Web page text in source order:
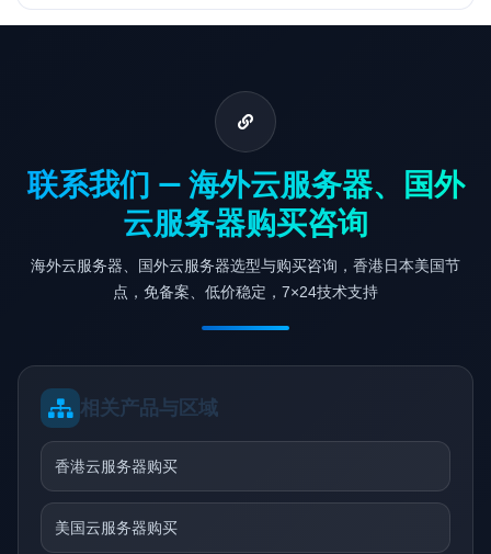
联系我们 — 海外云服务器、国外
云服务器购买咨询
海外云服务器、国外云服务器选型与购买咨询，香港日本美国节
点，免备案、低价稳定，7×24技术支持
相关产品与区域
香港云服务器购买
美国云服务器购买